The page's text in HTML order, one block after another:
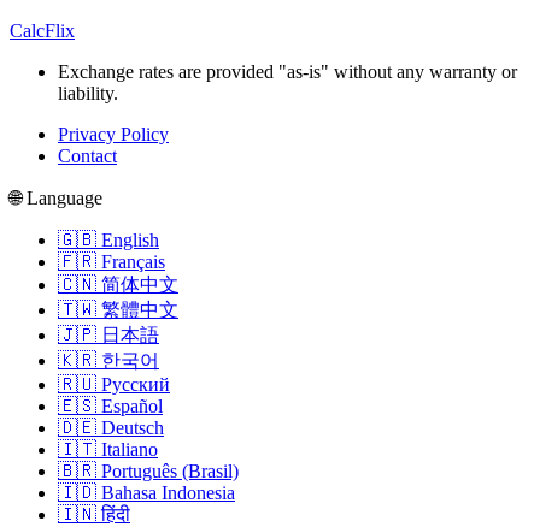
CalcFlix
Exchange rates are provided "as-is" without any warranty or
liability.
Privacy Policy
Contact
🌐 Language
🇬🇧 English
🇫🇷 Français
🇨🇳 简体中文
🇹🇼 繁體中文
🇯🇵 日本語
🇰🇷 한국어
🇷🇺 Русский
🇪🇸 Español
🇩🇪 Deutsch
🇮🇹 Italiano
🇧🇷 Português (Brasil)
🇮🇩 Bahasa Indonesia
🇮🇳 हिंदी